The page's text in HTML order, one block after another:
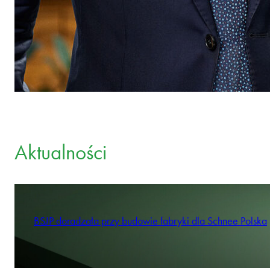
Aktualności
BSJP doradzała przy budowie fabryki dla Schnee Polska